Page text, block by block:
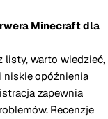
Minecraft dla
listy, warto wiedzieć,
niskie opóźnienia
zapewnia
Recenzje